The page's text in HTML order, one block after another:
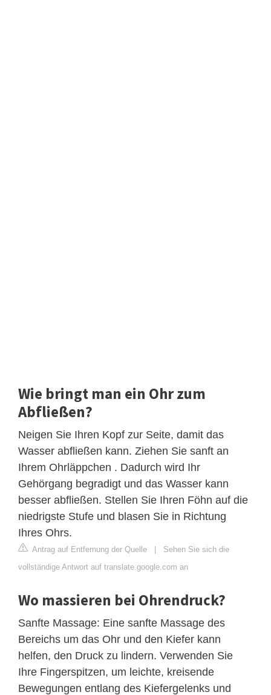
Wie bringt man ein Ohr zum
Abfließen?
Neigen Sie Ihren Kopf zur Seite, damit das
Wasser abfließen kann. Ziehen Sie sanft an
Ihrem Ohrläppchen . Dadurch wird Ihr
Gehörgang begradigt und das Wasser kann
besser abfließen. Stellen Sie Ihren Föhn auf die
niedrigste Stufe und blasen Sie in Richtung
Ihres Ohrs.
Antrag auf Entfernung der Quelle | Sehen Sie sich die
vollständige Antwort auf translate.google.com an
Wo massieren bei Ohrendruck?
Sanfte Massage: Eine sanfte Massage des
Bereichs um das Ohr und den Kiefer kann
helfen, den Druck zu lindern. Verwenden Sie
Ihre Fingerspitzen, um leichte, kreisende
Bewegungen entlang des Kiefergelenks und